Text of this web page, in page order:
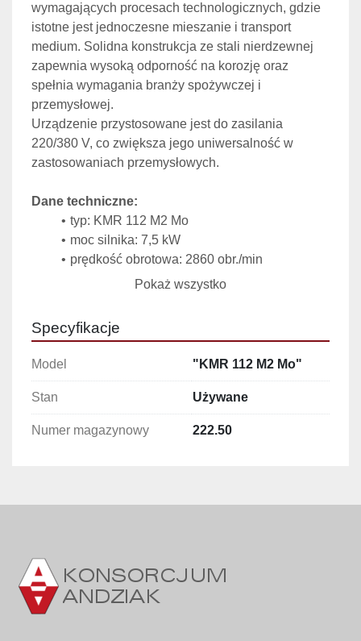
wymagających procesach technologicznych, gdzie
istotne jest jednoczesne mieszanie i transport
medium. Solidna konstrukcja ze stali nierdzewnej
zapewnia wysoką odporność na korozję oraz
spełnia wymagania branży spożywczej i
przemysłowej.
Urządzenie przystosowane jest do zasilania
220/380 V, co zwiększa jego uniwersalność w
zastosowaniach przemysłowych.
Dane techniczne:
typ: KMR 112 M2 Mo
moc silnika: 7,5 kW
prędkość obrotowa: 2860 obr./min
zasilanie: 220/380 V
Wykonanie:
stal nierdzewna (konstrukcja odporna na
Najważniejsze zalety:
funkcja mieszania i transportu medium
Pokaż wszystko
Specyfikacje
Model "KMR 112 M2 Mo"
Stan Używane
Numer magazynowy 222.50